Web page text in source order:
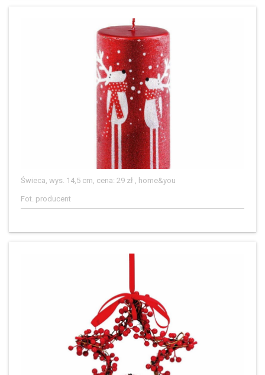
Świeca, wys. 14,5 cm, cena: 29 zł , home&you
Fot. producent